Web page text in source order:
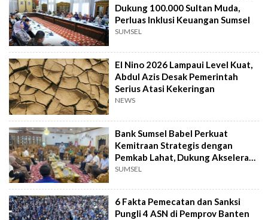
Dukung 100.000 Sultan Muda,
Perluas Inklusi Keuangan Sumsel
SUMSEL
El Nino 2026 Lampaui Level Kuat,
Abdul Azis Desak Pemerintah
Serius Atasi Kekeringan
NEWS
Bank Sumsel Babel Perkuat
Kemitraan Strategis dengan
Pemkab Lahat, Dukung Akselerasi
Ekonomi Daerah
SUMSEL
6 Fakta Pemecatan dan Sanksi
Pungli 4 ASN di Pemprov Banten